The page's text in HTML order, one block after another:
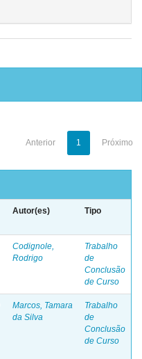
Anterior 1 Próximo
Autor(es) Tipo
Codignole,
Rodrigo
Trabalho
de
Conclusão
de Curso
Marcos, Tamara
da Silva
Trabalho
de
Conclusão
de Curso